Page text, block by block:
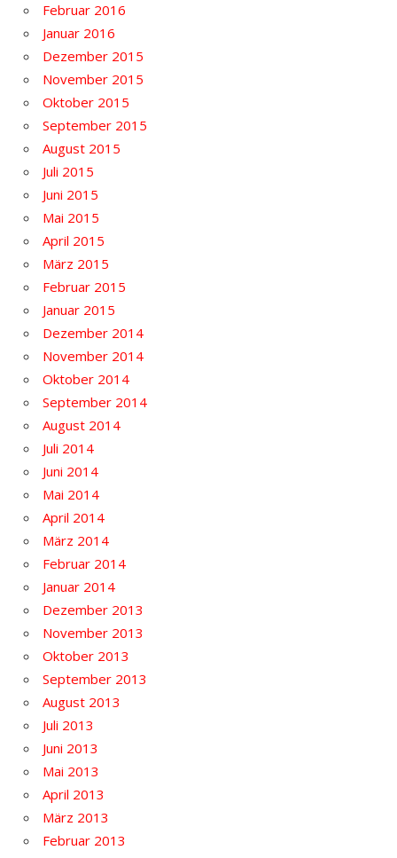
Februar 2016
Januar 2016
Dezember 2015
November 2015
Oktober 2015
September 2015
August 2015
Juli 2015
Juni 2015
Mai 2015
April 2015
März 2015
Februar 2015
Januar 2015
Dezember 2014
November 2014
Oktober 2014
September 2014
August 2014
Juli 2014
Juni 2014
Mai 2014
April 2014
März 2014
Februar 2014
Januar 2014
Dezember 2013
November 2013
Oktober 2013
September 2013
August 2013
Juli 2013
Juni 2013
Mai 2013
April 2013
März 2013
Februar 2013